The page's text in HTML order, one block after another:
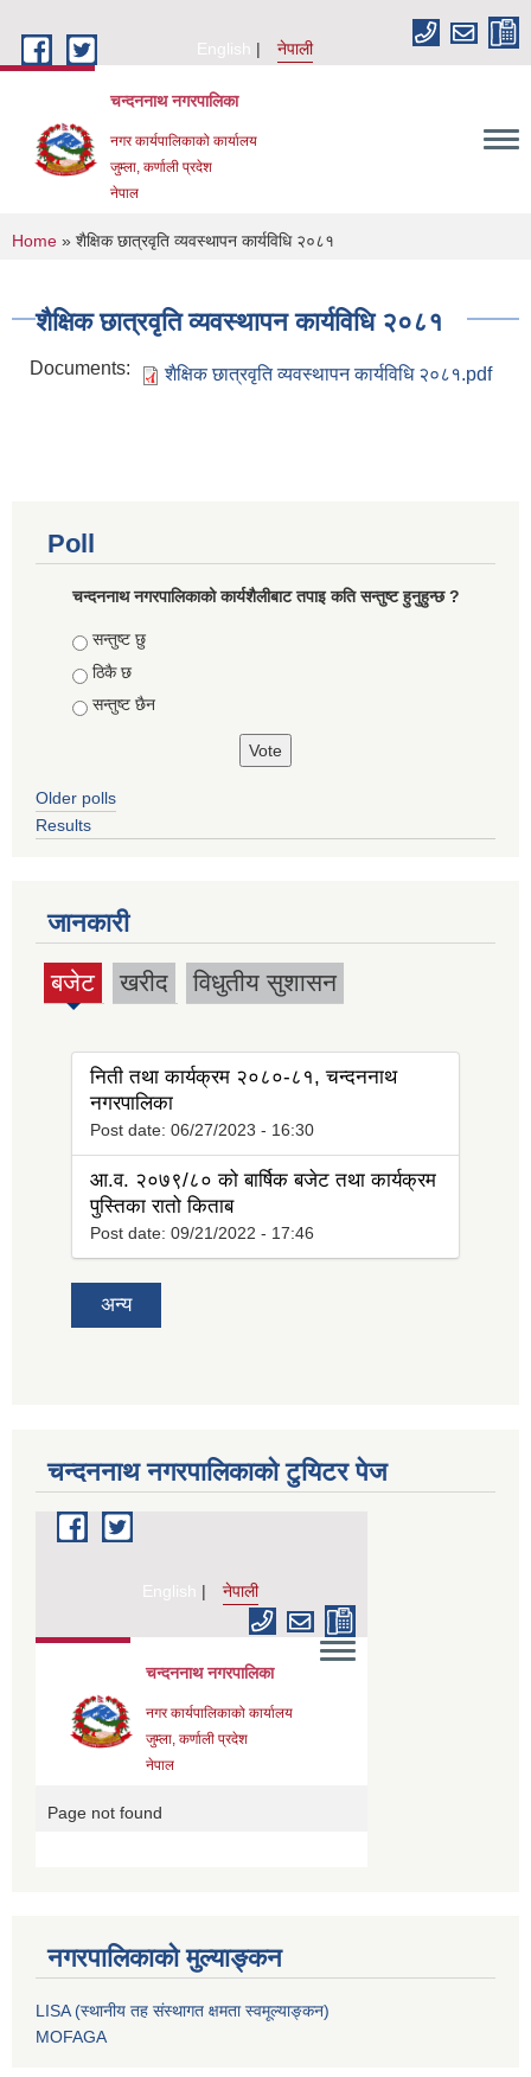
English
नेपाली
चन्दननाथ नगरपालिका
नगर कार्यपालिकाको कार्यालय
जुम्ला, कर्णाली प्रदेश
नेपाल
You are here
Home » शैक्षिक छात्रवृति व्यवस्थापन कार्यविधि २०८१
शैक्षिक छात्रवृति व्यवस्थापन कार्यविधि २०८१
Documents: शैक्षिक छात्रवृति व्यवस्थापन कार्यविधि २०८१.pdf
Poll
चन्दननाथ नगरपालिकाको कार्यशैलीबाट तपाइ कति सन्तुष्ट हुनुहुन्छ ?
Choices
सन्तुष्ट छु
ठिकै छ
सन्तुष्ट छैन
Older polls
Results
जानकारी
बजेट
(active
खरीद विधुतीय सुशासन
निती तथा कार्यक्रम २०८०-८१, चन्दननाथ
नगरपालिका
Post date: 06/27/2023 - 16:30
आ.व. २०७९/८० को बार्षिक बजेट तथा कार्यक्रम
पुस्तिका रातो किताब
Post date: 09/21/2022 - 17:46
अन्य
चन्दननाथ नगरपालिकाको टुयिटर पेज
नगरपालिकाको मुल्याङ्कन
LISA (स्थानीय तह संस्थागत क्षमता स्वमूल्याङ्कन)
MOFAGA